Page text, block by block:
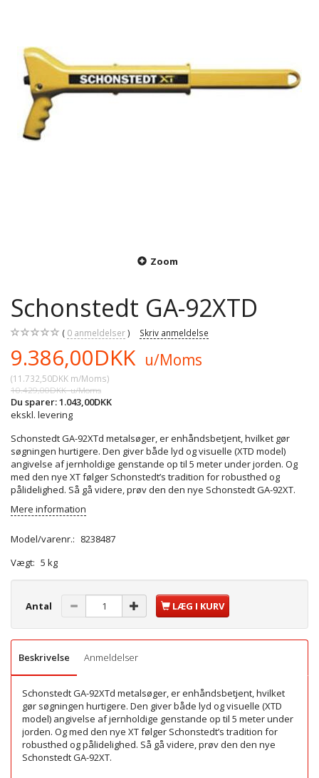
Zoom
Schonstedt GA-92XTD
0 anmeldelser Skriv anmeldelse
9.386,00DKK u/Moms
(11.732,50DKK m/Moms)
10.429,00DKKu/Moms
Du sparer:1.043,00DKK
ekskl. levering
Schonstedt GA-92XTd metalsøger, er enhåndsbetjent, hvilket gør
søgningen hurtigere. Den giver både lyd og visuelle (XTD model)
angivelse af jernholdige genstande op til 5 meter under jorden. Og
med den nye XT følger Schonstedt’s tradition for robusthed og
pålidelighed. Så gå videre, prøv den den nye Schonstedt GA-92XT.
Mere information
Model/varenr.: 8238487
Vægt: 5 kg
Antal LÆG I KURV
Beskrivelse Anmeldelser
Schonstedt GA-92XTd metalsøger, er enhåndsbetjent, hvilket
gør søgningen hurtigere. Den giver både lyd og visuelle (XTD
model) angivelse af jernholdige genstande op til 5 meter under
jorden. Og med den nye XT følger Schonstedt’s tradition for
robusthed og pålidelighed. Så gå videre, prøv den den nye
Schonstedt GA-92XT.